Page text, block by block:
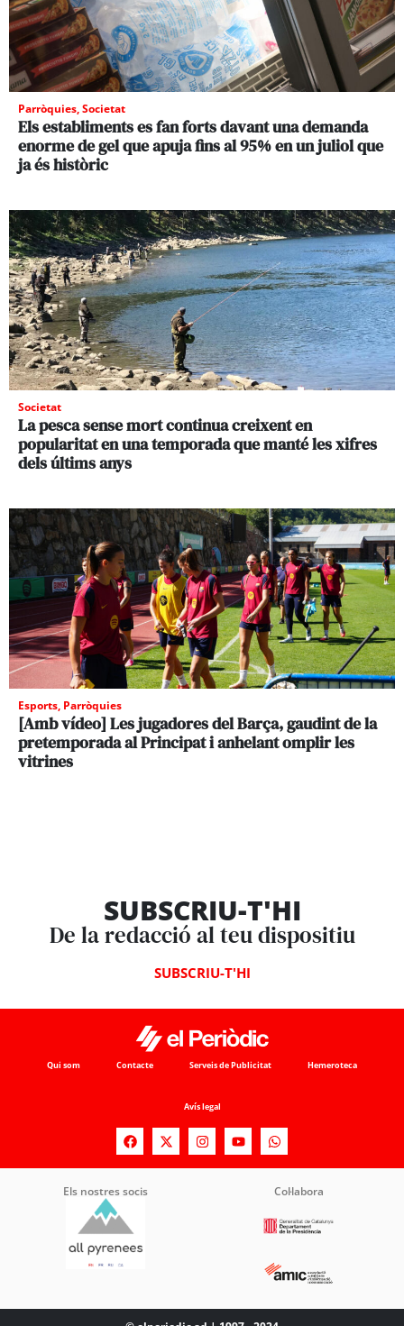
Parròquies,Societat
Els establiments es fan forts davant una demanda
enorme de gel que apuja fins al 95% en un juliol que
ja és històric
Societat
La pesca sense mort continua creixent en
popularitat en una temporada que manté les xifres
dels últims anys
Esports, Parròquies
[Amb vídeo] Les jugadores del Barça, gaudint de la
pretemporada al Principat i anhelant omplir les
vitrines
SUBSCRIU-T'HI
De la redacció al teu dispositiu
SUBSCRIU-T'HI
Qui som Contacte Serveis de Publicitat Hemeroteca
Avís legal
Els nostres socis Col·labora